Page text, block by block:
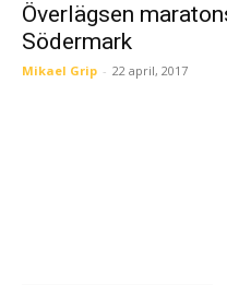
Överlägsen
Södermark
Mikael Grip - 22 april, 2017